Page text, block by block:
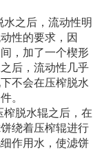
之后，流动性明
性的要求，因
，加了一个楔形
后，流动性几乎
不会在压榨脱水
。
脱水辊之后，在
绕着压榨辊进行
作用水，使滤饼